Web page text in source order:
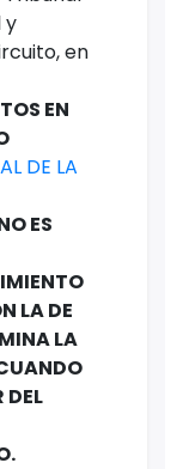
y
en
EN
DE LA
ES
LA DE
LA
DEL